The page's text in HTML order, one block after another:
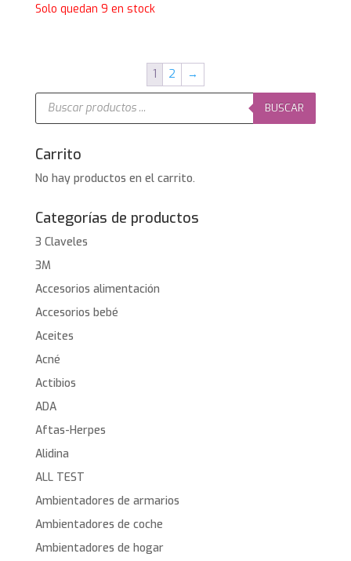
Solo quedan 9 en stock
1 2
→
Búsqueda
productos
BUSCAR
Carrito
No hay productos en el carrito.
Categorías de productos
3 Claveles
3M
Accesorios alimentación
Accesorios bebé
Aceites
Acné
Actibios
ADA
Aftas-Herpes
Alidina
ALL TEST
Ambientadores de armarios
Ambientadores de coche
Ambientadores de hogar